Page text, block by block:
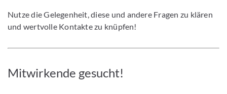
Nutze die Gelegenheit, diese und andere Fragen zu klären
und wertvolle Kontakte zu knüpfen!
Mitwirkende gesucht!